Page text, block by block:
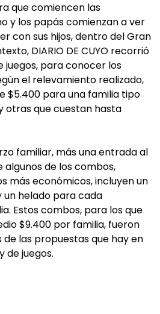
que comiencen las
y los papás comienzan a ver
con sus hijos, dentro del Gran
DIARIO DE CUYO recorrió
juegos, para conocer los
el relevamiento realizado,
$5.400 para una familia tipo
otras que cuestan hasta
familiar, más una entrada al
de los combos,
más económicos, incluyen un
un helado para cada
Estos combos, para los que
$9.400 por familia, fueron
las propuestas que hay en
de juegos.